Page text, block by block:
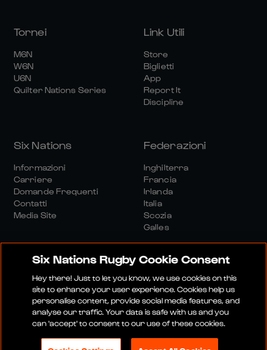
Tornei
M6N
W6N
U6N
Quilter Nations Series
Link Utili
Store
Biglietti
App
Report It
Discipline
Six Nations
Informazioni
Carriere
Domande Frequenti
Contatti
Media Site
Federazioni
Inghilterra
Francia
Irlanda
Italia
Scozia
Galles
Sito Media Termini E Condizioni
Politica Sulla RiservatezzaInformativa Sui Cookie
Politica Sociale E Digitale
Six Nations Rugby Cookie Consent
Hey there! Just to let you know, we use cookies on this
site to enhance your user experience. Cookies help us
personalise content, provide social media features, and
analyse our traffic. Your data is safe with us and you
can 'accept' to consent to our use of these cookies.